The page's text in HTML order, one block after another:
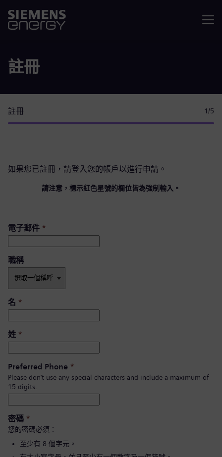
註冊
註冊 1 /5
如果您已註冊，請登入您的帳戶以進行申請。
請注意，標示紅色星號的欄位皆為強制輸入。
電子郵件 *
職稱
名 *
姓 *
Preferred Phone *
Please don’t use any special characters and include a maximum of
15 digits.
密碼 *
您的密碼必須：
至少有 8 個字元。